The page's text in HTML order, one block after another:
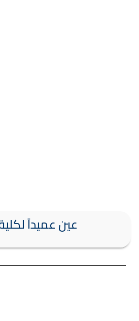
عين عميداً لكلية الآداب خلال